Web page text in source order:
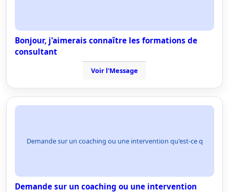
Bonjour, j'aimerais connaître les formations de
consultant
Voir l'Message
Demande sur un coaching ou une intervention qu'est-ce q
Demande sur un coaching ou une intervention